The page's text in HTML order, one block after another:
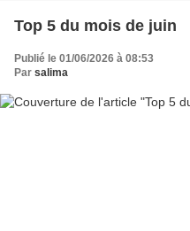
Top 5 du mois de juin
Publié le 01/06/2026 à 08:53
Par salima